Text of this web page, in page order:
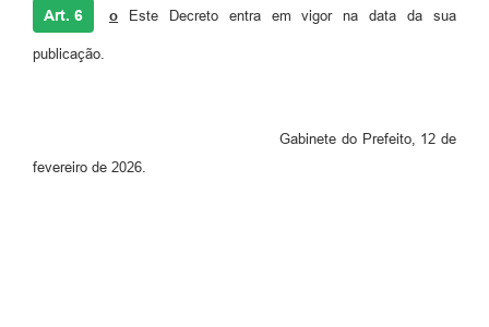
Art. 6 o Este Decreto entra em vigor na data da sua
publicação.
Gabinete do Prefeito, 12 de
fevereiro de 2026.